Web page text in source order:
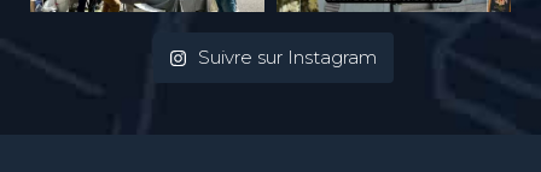
Suivre sur Instagram